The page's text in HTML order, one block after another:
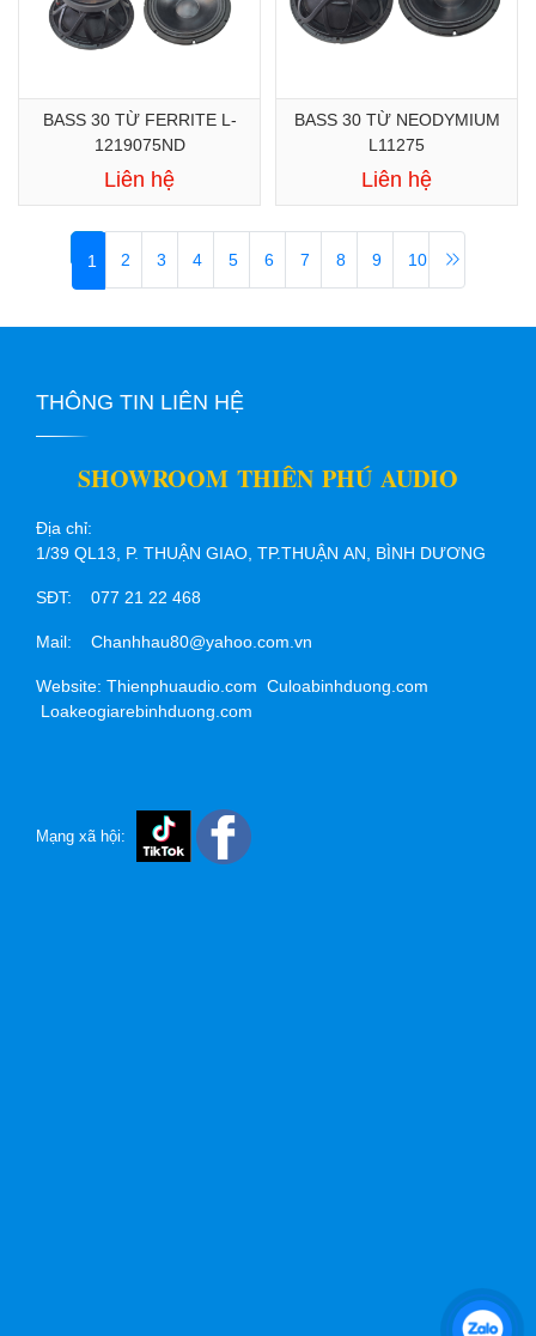
BASS 30 TỪ FERRITE L-
1219075ND
Liên hệ
BASS 30 TỪ NEODYMIUM
L11275
Liên hệ
1 2 3 4 5 6 7 8 9 10
THÔNG TIN LIÊN HỆ
SHOWROOM THIÊN PHÚ AUDIO
Địa chỉ:
1/39 QL13, P. THUẬN GIAO, TP.THUẬN AN, BÌNH DƯƠNG
SĐT: 077 21 22 468
Mail: Chanhhau80@yahoo.com.vn
Website: Thienphuaudio.com Culoabinhduong.com
Loakeogiarebinhduong.com
Mạng xã hội: